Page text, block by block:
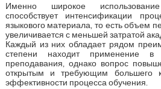
Именно широкое
способствует интенсификации
языкового материала, то есть объем
увеличивается с меньшей затратой
Каждый из них обладает рядом
степени находит применение в
преподавания, однако вопрос
открытым и требующим большего
эффективности процесса обучения.